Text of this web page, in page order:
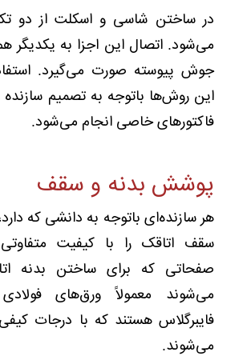
در ساختن شاسی و اسکلت از دو
می‌شود. اتصال این اجزا به یکدیگر
جوش پیوسته صورت می‌گیرد.
این روش‌ها باتوجه به تصمیم سازنده
فاکتورهای خاصی انجام می‌شود.
پوشش بدنه و سقف
هر سازنده‌ای باتوجه به دانشی که
سقف اتاقک را با کیفیت
صفحاتی که برای ساختن بدنه
می‌شوند معمولاً ورق‌های
فایبرگلاس هستند که با درجات
می‌شوند.